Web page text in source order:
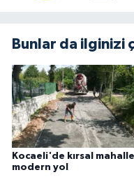
Bunlar da ilginizi
Kocaeli'de kırsal
modern yol